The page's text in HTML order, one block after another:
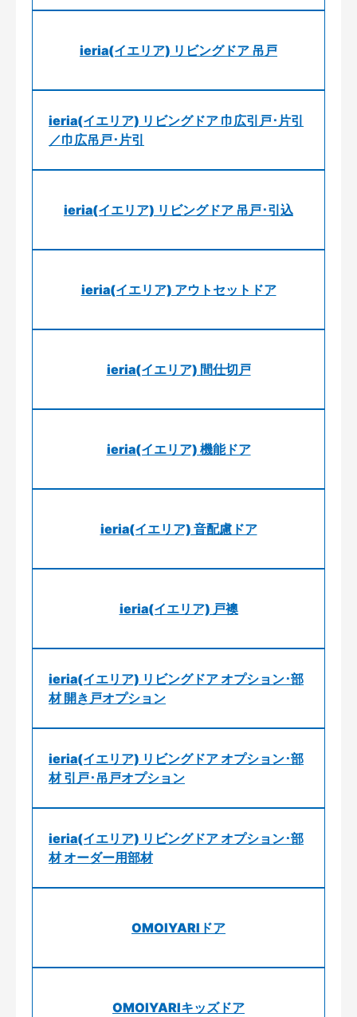
ieria(イエリア) リビングドア 吊戸
ieria(イエリア) リビングドア 巾広引戸･片引
／巾広吊戸･片引
ieria(イエリア) リビングドア 吊戸･引込
ieria(イエリア) アウトセットドア
ieria(イエリア) 間仕切戸
ieria(イエリア) 機能ドア
ieria(イエリア) 音配慮ドア
ieria(イエリア) 戸襖
ieria(イエリア) リビングドア オプション･部
材 開き戸オプション
ieria(イエリア) リビングドア オプション･部
材 引戸･吊戸オプション
ieria(イエリア) リビングドア オプション･部
材 オーダー用部材
OMOIYARIドア
OMOIYARIキッズドア